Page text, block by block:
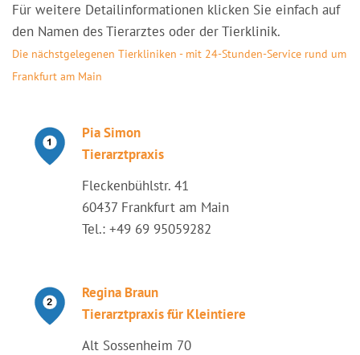
Für weitere Detailinformationen klicken Sie einfach auf
den Namen des Tierarztes oder der Tierklinik.
Die nächstgelegenen Tierkliniken - mit 24-Stunden-Service rund um
Frankfurt am Main
Pia Simon
Tierarztpraxis
Fleckenbühlstr. 41
60437 Frankfurt am Main
Tel.: +49 69 95059282
Regina Braun
Tierarztpraxis für Kleintiere
Alt Sossenheim 70